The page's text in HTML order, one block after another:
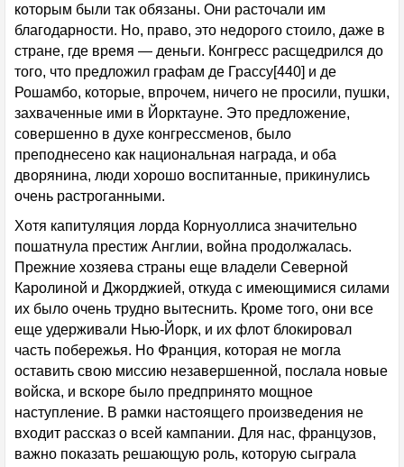
которым были так обязаны. Они расточали им
благодарности. Но, право, это недорого стоило, даже в
стране, где время — деньги. Конгресс расщедрился до
того, что предложил графам де Грассу[440] и де
Рошамбо, которые, впрочем, ничего не просили, пушки,
захваченные ими в Йорктауне. Это предложение,
совершенно в духе конгрессменов, было
преподнесено как национальная награда, и оба
дворянина, люди хорошо воспитанные, прикинулись
очень растроганными.
Хотя капитуляция лорда Корнуоллиса значительно
пошатнула престиж Англии, война продолжалась.
Прежние хозяева страны еще владели Северной
Каролиной и Джорджией, откуда с имеющимися силами
их было очень трудно вытеснить. Кроме того, они все
еще удерживали Нью-Йорк, и их флот блокировал
часть побережья. Но Франция, которая не могла
оставить свою миссию незавершенной, послала новые
войска, и вскоре было предпринято мощное
наступление. В рамки настоящего произведения не
входит рассказ о всей кампании. Для нас, французов,
важно показать решающую роль, которую сыграла